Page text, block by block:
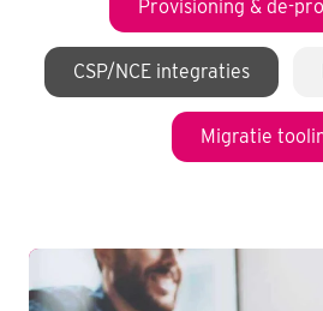
Provisioning & de-
CSP/NCE integraties
Migratie